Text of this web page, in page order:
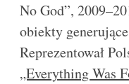
No God”,
obiekty
Reprezentował
„Everything Was